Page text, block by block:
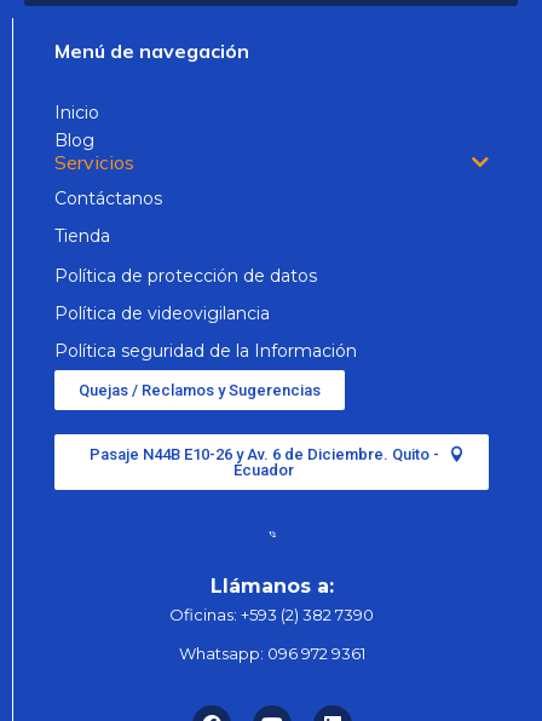
Menú de navegación
Inicio
Blog
Servicios
Contáctanos
Tienda
Política de protección de datos
Política de videovigilancia
Política seguridad de la Información
Quejas / Reclamos y Sugerencias
Pasaje N44B E10-26 y Av. 6 de Diciembre. Quito -
Ecuador
Llámanos a:
Oficinas: +593 (2) 382 7390
Whatsapp: 096 972 9361